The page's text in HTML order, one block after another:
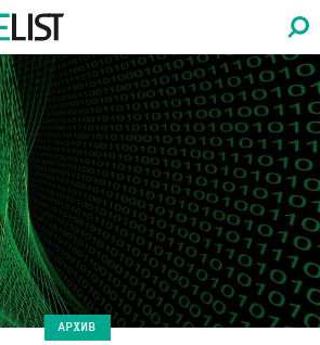
АРХИВ